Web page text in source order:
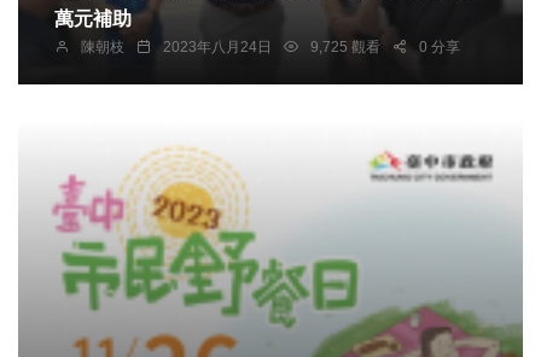
萬元補助
陳朝枝 2023年八月24日 9,725 觀看 0 分享